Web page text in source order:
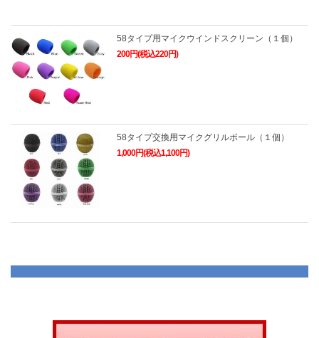
58タイプ用マイクウインドスクリーン（１個）
200円(税込220円)
58タイプ交換用マイクグリルボール（１個）
1,000円(税込1,100円)